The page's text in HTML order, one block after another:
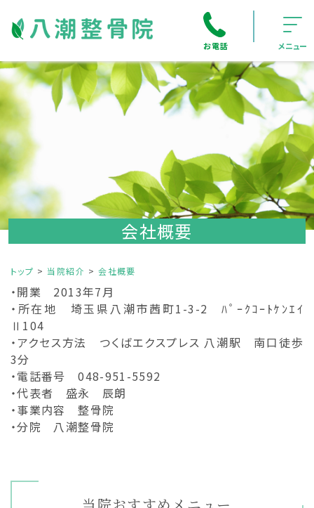
お電話 メニュー
会社概要
トップ 当院紹介 会社概要
・開業 2013年7月
・所在地 埼玉県八潮市茜町1-3-2 ﾊﾟｰｸｺｰﾄｹﾝｴｲ
Ⅱ104
・アクセス方法 つくばエクスプレス 八潮駅 南口徒歩
3分
・電話番号 048-951-5592
・代表者 盛永 辰朗
・事業内容 整骨院
・分院 八潮整骨院